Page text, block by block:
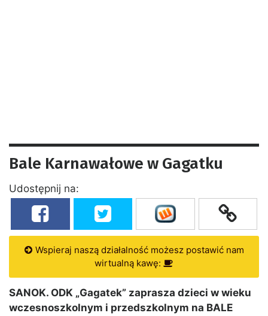
Bale Karnawałowe w Gagatku
Udostępnij na:
Wspieraj naszą działalność możesz postawić nam
wirtualną kawę:
SANOK. ODK „Gagatek” zaprasza dzieci w wieku
wczesnoszkolnym i przedszkolnym na BALE